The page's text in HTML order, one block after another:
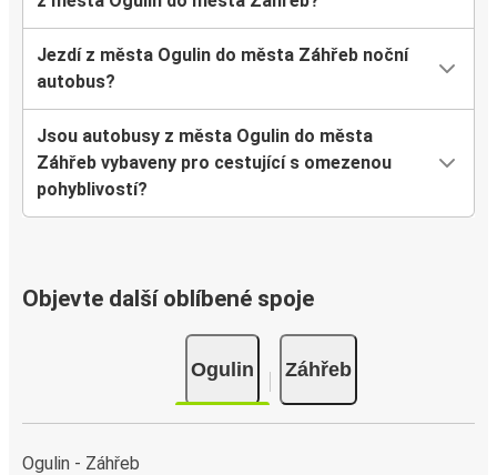
Jezdí z města Ogulin do města Záhřeb noční
autobus?
Jsou autobusy z města Ogulin do města
Záhřeb vybaveny pro cestující s omezenou
pohyblivostí?
Objevte další oblíbené spoje
Ogulin Záhřeb
Ogulin - Záhřeb